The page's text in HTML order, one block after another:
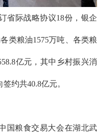
省际战略协议18份，银企
类粮油1575万吨、各类粮
亿元，其中乡村振兴消
约共40.8亿元。
粮食交易大会在湖北武